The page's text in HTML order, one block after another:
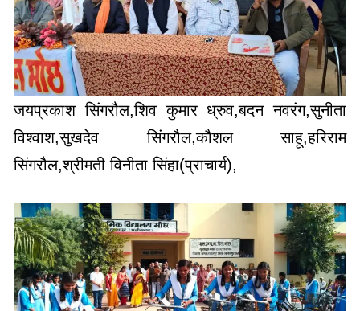
जयप्रकाश सिंगरौल,शिव कुमार ध्रुव,बदन नवरंग,सुनीता
विश्वाश,सुखदेव सिंगरौल,कौशल साहू,हरिराम
सिंगरौल,श्रीमती विनीता सिंहा(प्राचार्य),